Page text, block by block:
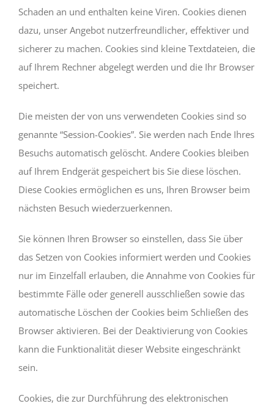
Schaden an und enthalten keine Viren. Cookies dienen
dazu, unser Angebot nutzerfreundlicher, effektiver und
sicherer zu machen. Cookies sind kleine Textdateien, die
auf Ihrem Rechner abgelegt werden und die Ihr Browser
speichert.
Die meisten der von uns verwendeten Cookies sind so
genannte “Session-Cookies”. Sie werden nach Ende Ihres
Besuchs automatisch gelöscht. Andere Cookies bleiben
auf Ihrem Endgerät gespeichert bis Sie diese löschen.
Diese Cookies ermöglichen es uns, Ihren Browser beim
nächsten Besuch wiederzuerkennen.
Sie können Ihren Browser so einstellen, dass Sie über
das Setzen von Cookies informiert werden und Cookies
nur im Einzelfall erlauben, die Annahme von Cookies für
bestimmte Fälle oder generell ausschließen sowie das
automatische Löschen der Cookies beim Schließen des
Browser aktivieren. Bei der Deaktivierung von Cookies
kann die Funktionalität dieser Website eingeschränkt
sein.
Cookies, die zur Durchführung des elektronischen